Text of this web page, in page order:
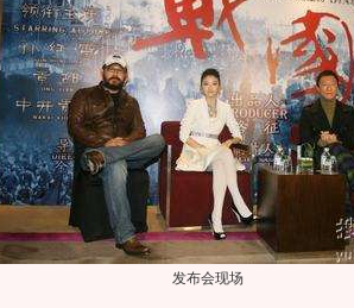
发布会现场